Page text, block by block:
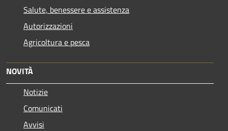
Salute, benessere e assistenza
Autorizzazioni
Agricoltura e pesca
NOVITÀ
Notizie
Comunicati
Avvisi